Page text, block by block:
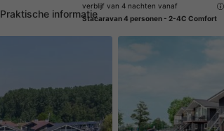
Praktische informatie
verblijf van 4 nachten vanaf
Stacaravan 4 personen - 2-4C Comfort